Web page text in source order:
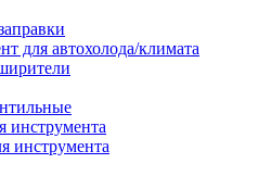
для автохолода/климата
инструмента
инструмента